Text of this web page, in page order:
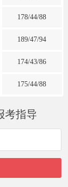
178/44/88
189/47/94
174/43/86
175/44/88
考指导